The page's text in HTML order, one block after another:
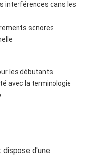
interférences dans les
sonores
les débutants
avec la terminologie
d'une